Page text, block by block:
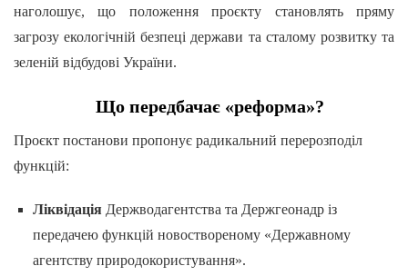
наголошує, що положення проєкту становлять пряму
загрозу екологічній безпеці держави та сталому розвитку та
зеленій відбудові України.
Що передбачає «реформа»?
Проєкт постанови пропонує радикальний перерозподіл
функцій:
ЛіквідаціяДержводагентства та Держгеонадр із
передачею функцій новоствореному «Державному
агентству природокористування».